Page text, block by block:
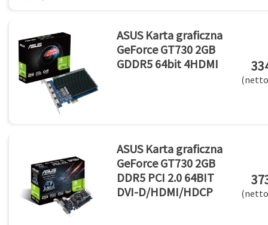
ASUS Karta graficzna
GeForce GT730 2GB
GDDR5 64bit 4HDMI
ASUS Karta graficzna
GeForce GT730 2GB
DDR5 PCI 2.0 64BIT
DVI-D/HDMI/HDCP